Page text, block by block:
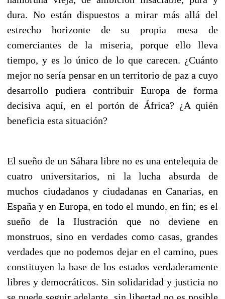
dura. No están dispuestos a mirar más allá del
estrecho horizonte de su propia mesa de
comerciantes de la miseria, porque ello lleva
tiempo, y es lo único de lo que carecen. ¿Cuánto
mejor no sería pensar en un territorio de paz a cuyo
desarrollo pudiera contribuir Europa de forma
decisiva aquí, en el portón de África? ¿A quién
beneficia esta situación?
El sueño de un Sáhara libre no es una entelequia de
cuatro universitarios, ni la lucha absurda de
muchos ciudadanos y ciudadanas en Canarias, en
España y en Europa, en todo el mundo, en fin; es el
sueño de la Ilustración que no deviene en
monstruos, sino en verdades como casas, grandes
verdades que no podemos dejar en el camino, pues
constituyen la base de los estados verdaderamente
libres y democráticos. Sin solidaridad y justicia no